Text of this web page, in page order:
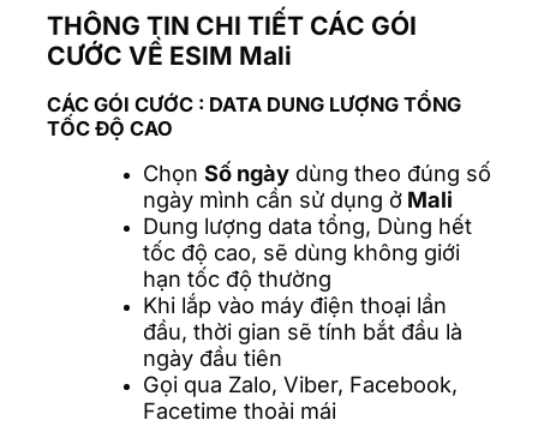
THÔNG TIN CHI TIẾT CÁC GÓI
CƯỚC VỀ ESIM Mali
CÁC GÓI CƯỚC : DATA DUNG LƯỢNG TỔNG
TỐC ĐỘ CAO
Chọn Số ngày dùng theo đúng số
ngày mình cần sử dụng ở Mali
Dung lượng data tổng, Dùng hết
tốc độ cao, sẽ dùng không giới
hạn tốc độ thường
Khi lắp vào máy điện thoại lần
đầu, thời gian sẽ tính bắt đầu là
ngày đầu tiên
Gọi qua Zalo, Viber, Facebook,
Facetime thoải mái